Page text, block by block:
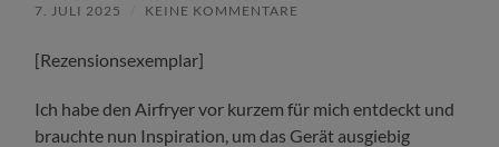
7. JULI 2025 KEINE KOMMENTARE
[Rezensionsexemplar]
Ich habe den Airfryer vor kurzem für mich entdeckt und
brauchte nun Inspiration, um das Gerät ausgiebig